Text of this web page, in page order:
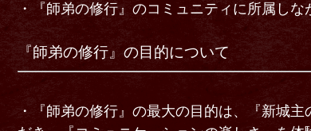
・『師弟の修行』のコミュニティに所属し
『師弟の修行』の目的について
・『師弟の修行』の最大の目的は、『新城